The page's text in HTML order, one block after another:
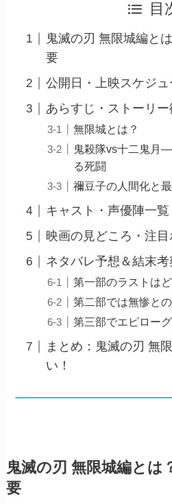
目
鬼滅の刃 無限城編と
要
公開日・上映スケジ
あらすじ・ストーリ
無限城とは？
鬼殺隊vs十二鬼月
る死闘
禰豆子の人間化と
キャスト・声優陣一覧
映画の見どころ・注
ネタバレ予想＆結末考
第一部のラストは
第二部では無惨と
第三部でエピロー
まとめ：鬼滅の刃 無
い！
鬼滅の刃 無限城編とは
要